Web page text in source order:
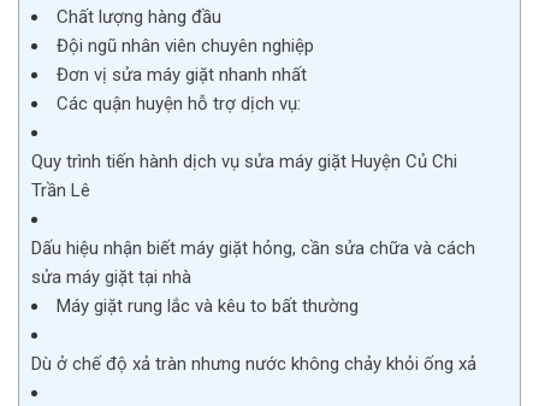
Chất lượng hàng đầu
Đội ngũ nhân viên chuyên nghiệp
Đơn vị sửa máy giặt nhanh nhất
Các quận huyện hỗ trợ dịch vụ:
Quy trình tiến hành dịch vụ sửa máy giặt Huyện Củ Chi
Trần Lê
Dấu hiệu nhận biết máy giặt hỏng, cần sửa chữa và cách
sửa máy giặt tại nhà
Máy giặt rung lắc và kêu to bất thường
Dù ở chế độ xả tràn nhưng nước không chảy khỏi ống xả